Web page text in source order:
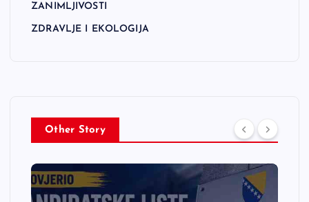
ZANIMLJIVOSTI
ZDRAVLJE I EKOLOGIJA
Other Story